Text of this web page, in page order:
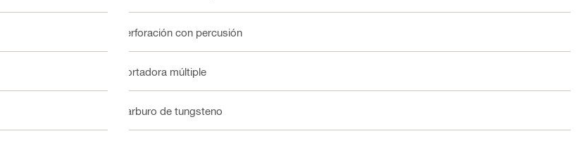
Perforación con percusión
Cortadora múltiple
Carburo de tungsteno